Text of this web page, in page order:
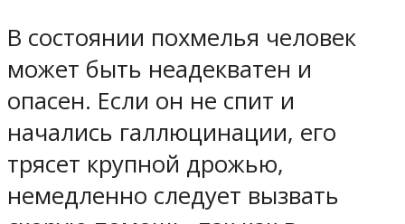
В состоянии похмелья человек
может быть неадекватен и
опасен. Если он не спит и
начались галлюцинации, его
трясет крупной дрожью,
немедленно следует вызвать